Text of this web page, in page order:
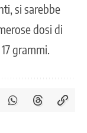
si sarebbe
dosi di
grammi.